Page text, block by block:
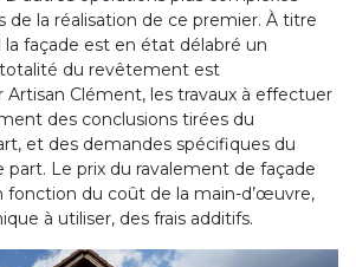
de la réalisation de ce premier. À titre
la façade est en état délabré un
du revêtement est
Artisan Clément, les travaux à effectuer
des conclusions tirées du
et des demandes spécifiques du
part. Le prix du ravalement de façade
fonction du coût de la main-d’œuvre,
à utiliser, des frais additifs.